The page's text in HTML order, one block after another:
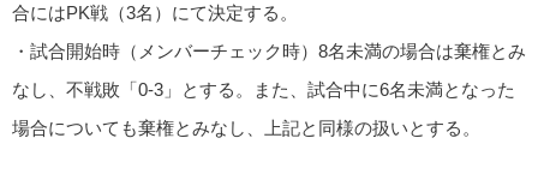
合にはPK戦（3名）にて決定する。
・試合開始時（メンバーチェック時）8名未満の場合は棄権とみ
なし、不戦敗「0-3」とする。また、試合中に6名未満となった
場合についても棄権とみなし、上記と同様の扱いとする。